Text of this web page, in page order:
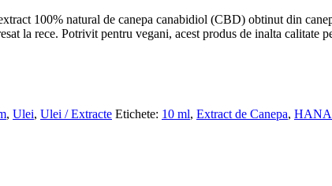
100% natural de canepa canabidiol (CBD) obtinut din
la rece. Potrivit pentru vegani, acest produs de inalta
, Ulei, Ulei / Extracte Etichete: 10 ml, Extract de Canepa,